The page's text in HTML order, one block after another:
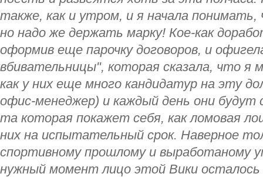
также, как и утром, и я начала
но надо же держать марку! Кое-как
оформив еще парочку договоров, и
вбивательницы", которая сказала, что я
как у них еще много кандидатур на эту
офис-менеджер) и каждый день они будут
та которая покажет себя, как ломовая
них на испытательный срок. Наверное
спортивному прошлому и выработаному
нужный момент лицо этой Вики